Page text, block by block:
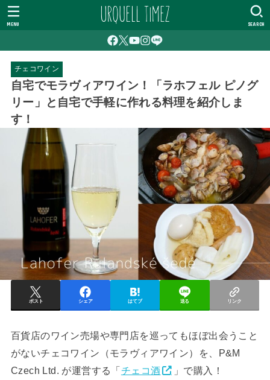
SEARCH
MENU
チェコワイン
自宅でモラヴィアワイン！「ラホフェル ピノグ
リー」と自宅で手軽に作れる料理を紹介しま
す！
ポスト シェア はてブ 送る リンク
百貨店のワイン売場や専門店を巡ってもほぼ出会うこと
がないチェコワイン（モラヴィアワイン）を、P&M
Czech Ltd. が運営する「チェコ酒 」で購入！